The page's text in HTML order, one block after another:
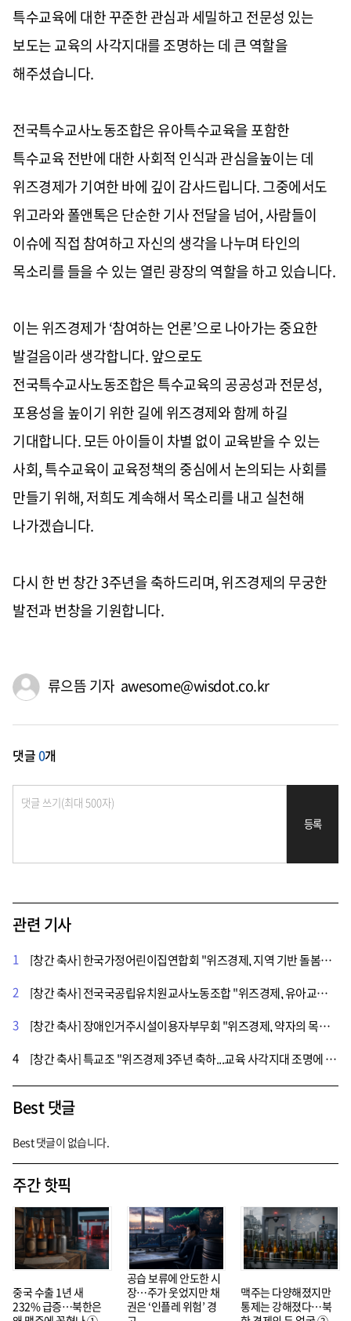
특수교육에 대한 꾸준한 관심과 세밀하고 전문성 있는
보도는 교육의 사각지대를 조명하는 데 큰 역할을
해주셨습니다.
전국특수교사노동조합은 유아특수교육을 포함한
특수교육 전반에 대한 사회적 인식과 관심을높이는 데
위즈경제가 기여한 바에 깊이 감사드립니다. 그중에서도
위고라와 폴앤톡은 단순한 기사 전달을 넘어, 사람들이
이슈에 직접 참여하고 자신의 생각을 나누며 타인의
목소리를 들을 수 있는 열린 광장의 역할을 하고 있습니다.
이는 위즈경제가 ‘참여하는 언론’으로 나아가는 중요한
발걸음이라 생각합니다. 앞으로도
전국특수교사노동조합은 특수교육의 공공성과 전문성,
포용성을 높이기 위한 길에 위즈경제와 함께 하길
기대합니다. 모든 아이들이 차별 없이 교육받을 수 있는
사회, 특수교육이 교육정책의 중심에서 논의되는 사회를
만들기 위해, 저희도 계속해서 목소리를 내고 실천해
나가겠습니다.
다시 한 번 창간 3주년을 축하드리며, 위즈경제의 무궁한
발전과 번창을 기원합니다.
류으뜸 기자 awesome@wisdot.co.kr
댓글0개
등록
관련 기사
1
[창간 축사] 한국가정어린이집연합회 "위즈경제, 지역 기반 돌봄의 정당성 알려"
2
[창간 축사] 전국국공립유치원교사노동조합 "위즈경제, 유아교육의 내일을 함께 고민해준 든든한 언론"
3
[창간 축사] 장애인거주시설이용자부무회 "위즈경제, 약자의 목소리에 귀 기울여"
4
[창간 축사] 특교조 "위즈경제 3주년 축하...교육 사각지대 조명에 큰 역할"
Best 댓글
Best 댓글이 없습니다.
주간 핫픽
중국 수출 1년 새
232% 급증…북한은
공습 보류에 안도한 시
장…주가 웃었지만 채
권은 ‘인플레 위험’ 경
맥주는 다양해졌지만
통제는 강해졌다…북